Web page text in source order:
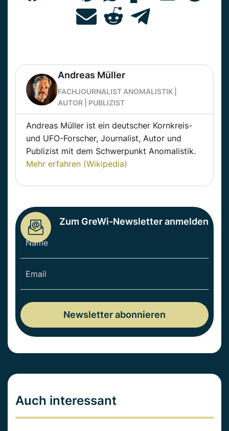
Andreas Müller
FACHJOURNALIST ANOMALISTIK |
AUTOR | PUBLIZIST
Andreas Müller ist ein deutscher Kornkreis-
und UFO-Forscher, Journalist, Autor und
Publizist mit dem Schwerpunkt Anomalistik.
Mehr erfahren (Wikipedia)
Zum GreWi-Newsletter anmelden
Auch interessant